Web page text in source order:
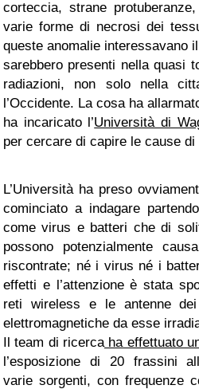
corteccia, strane
varie forme di necrosi dei
queste anomalie interessavano
sarebbero presenti nella quasi
radiazioni, non solo nella
l’Occidente. La cosa ha
ha incaricato l’Università di
per cercare di capire le cause
L’Università ha preso
cominciato a indagare
come virus e batteri che di
possono potenzialmente
riscontrate; né i virus né i
effetti e l’attenzione è stata
reti wireless e le antenne
elettromagnetiche da esse
Il team di ricercaha effettuato
l’esposizione di 20 frassini
varie sorgenti, con frequenze